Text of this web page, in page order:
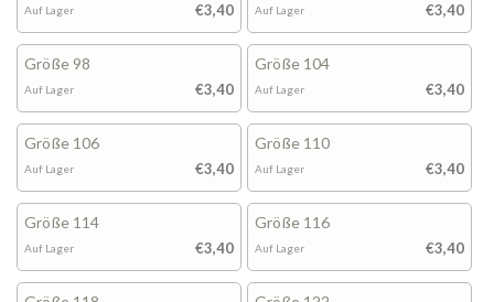
€3,40
Auf Lager €3,40
Auf Lager
Größe 98
€3,40
Auf Lager
Größe 104
€3,40
Auf Lager
Größe 106
€3,40
Auf Lager
Größe 110
€3,40
Auf Lager
Größe 114
€3,40
Auf Lager
Größe 116
€3,40
Auf Lager